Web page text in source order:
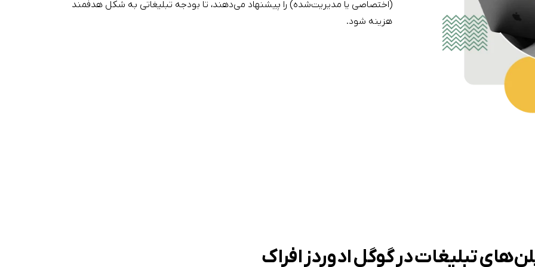
(اختصاصی یا مدیریت‌شده) را پیشنهاد می‌دهند، تا بودجه تبلیغاتی به شکل هدفمند
هزینه شود.
تبلیغات در گوگل ادوردز افراک